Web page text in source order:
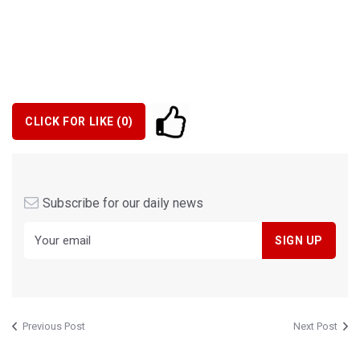
CLICK FOR LIKE (0)
Subscribe for our daily news
Previous Post Next Post